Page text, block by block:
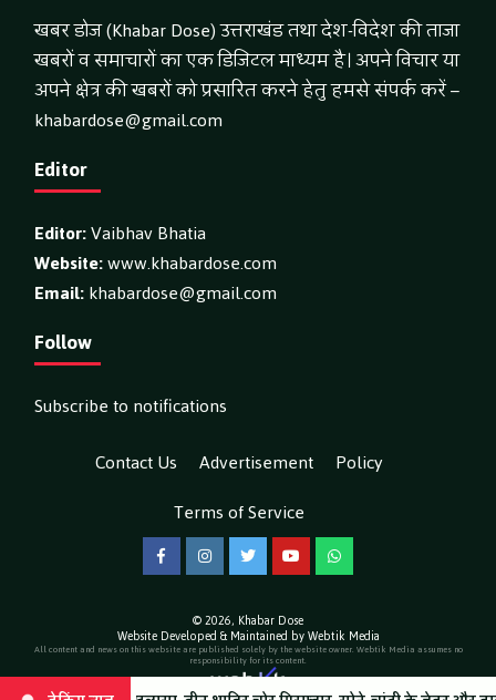
खबर डोज (Khabar Dose) उत्तराखंड तथा देश-विदेश की ताजा
खबरों व समाचारों का एक डिजिटल माध्यम है। अपने विचार या
अपने क्षेत्र की खबरों को प्रसारित करने हेतु हमसे संपर्क करें –
khabardose@gmail.com
Editor
Editor:Vaibhav Bhatia
Website:www.khabardose.com
Email:khabardose@gmail.com
Follow
Subscribe to notifications
Contact Us
Advertisement
Policy
Terms of Service
FacebookInstagramTwitterYouTubeWhatsApp
© 2026, Khabar Dose
Website Developed & Maintained by Webtik Media
All content and news on this website are published solely by the website owner. Webtik Media assumes no
responsibility for its content.